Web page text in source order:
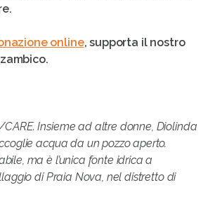
online, supporta il nostro
CARE. Insieme ad altre donne, Diolinda
acqua da un pozzo aperto.
ma è l’unica fonte idrica a
di Praia Nova, nel distretto di